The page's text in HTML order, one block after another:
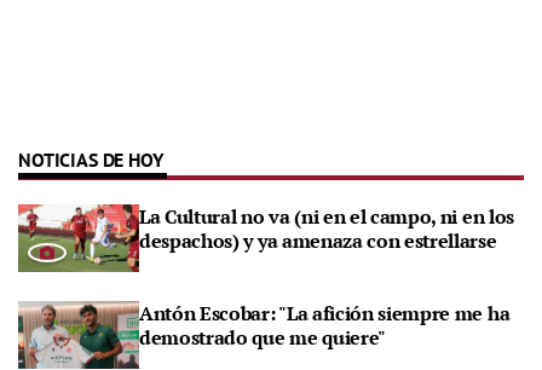
NOTICIAS DE HOY
La Cultural no va (ni en el campo, ni en los
despachos) y ya amenaza con estrellarse
Antón Escobar: "La afición siempre me ha
demostrado que me quiere"